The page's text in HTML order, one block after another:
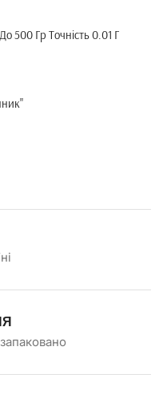
500 Гр Точність 0.01 Г